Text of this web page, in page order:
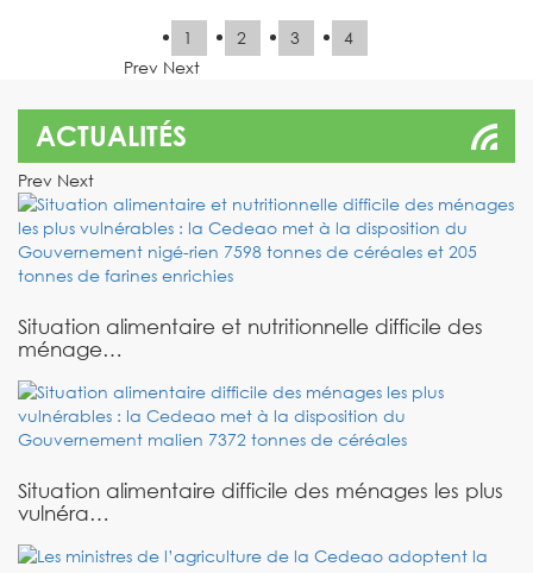
1 2 3
4
Prev Next
ACTUALITÉS
Prev Next
Situation alimentaire et nutritionnelle difficile des
ménage…
Situation alimentaire difficile des ménages les plus
vulnéra…